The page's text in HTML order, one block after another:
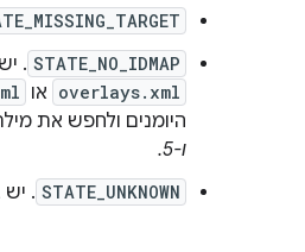
STATE_NO_IDMAP
.
overlays.xml או
היומנים ולחפש את
ו-5.
STATE_UNKNOWN
.